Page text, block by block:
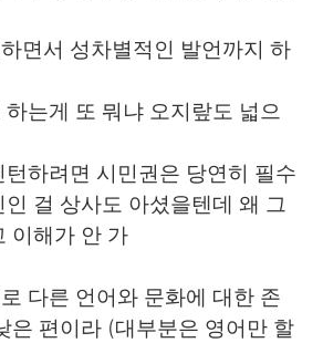
면서 성차별적인 발언까지 하
는게 또 뭐냐 오지랖도 넓으
하려면 시민권은 당연히 필수
걸 상사도 아셨을텐데 왜 그
이해가 안 가
다른 언어와 문화에 대한 존
은 편이라 (대부분은 영어만 할